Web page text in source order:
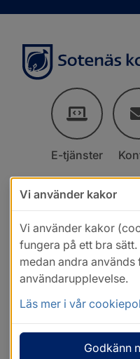
E-tjänster
Vi använder kakor
Vi använder kakor
fungera på ett bra
medan andra
användarupplevelse.
Läs mer i vår
Godkänn